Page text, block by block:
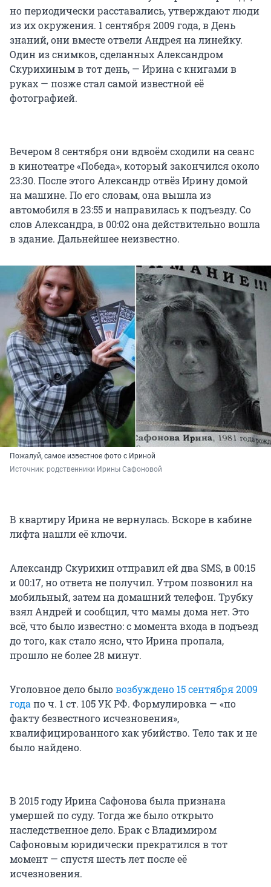
но периодически расставались, утверждают люди
из их окружения. 1 сентября 2009 года, в День
знаний, они вместе отвели Андрея на линейку.
Один из снимков, сделанных Александром
Скурихиным в тот день, — Ирина с книгами в
руках — позже стал самой известной её
фотографией.
Вечером 8 сентября они вдвоём сходили на сеанс
в кинотеатре «Победа», который закончился около
23:30. После этого Александр отвёз Ирину домой
на машине. По его словам, она вышла из
автомобиля в 23:55 и направилась к подъезду. Со
слов Александра, в 00:02 она действительно вошла
в здание. Дальнейшее неизвестно.
Пожалуй, самое известное фото с Ириной
Источник: родственники Ирины Сафоновой
В квартиру Ирина не вернулась. Вскоре в кабине
лифта нашли её ключи.
Александр Скурихин отправил ей два SMS, в 00:15
и 00:17, но ответа не получил. Утром позвонил на
мобильный, затем на домашний телефон. Трубку
взял Андрей и сообщил, что мамы дома нет. Это
всё, что было известно: с момента входа в подъезд
до того, как стало ясно, что Ирина пропала,
прошло не более 28 минут.
Уголовное дело быловозбуждено 15 сентября 2009
годапо ч. 1 ст. 105 УК РФ. Формулировка — «по
факту безвестного исчезновения»,
квалифицированного как убийство. Тело так и не
было найдено.
В 2015 году Ирина Сафонова была признана
умершей по суду. Тогда же было открыто
наследственное дело. Брак с Владимиром
Сафоновым юридически прекратился в тот
момент — спустя шесть лет после её
исчезновения.